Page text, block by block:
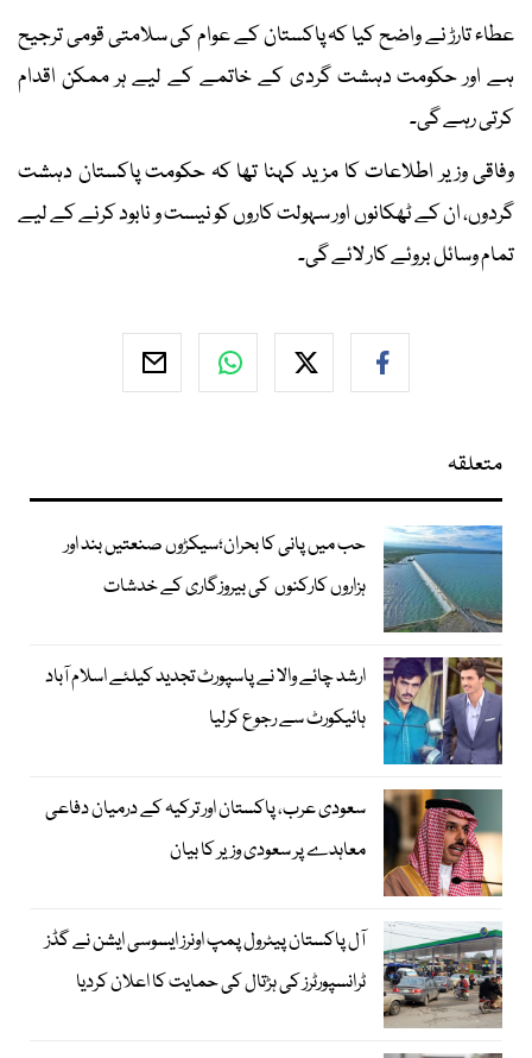
عطاء تارڑ نے واضح کیا کہ پاکستان کے عوام کی سلامتی قومی ترجیح
ہے اور حکومت دہشت گردی کے خاتمے کے لیے ہر ممکن اقدام
کرتی رہے گی۔
وفاقی وزیر اطلاعات کا مزید کہنا تھا کہ حکومت پاکستان دہشت
گردوں، ان کے ٹھکانوں اور سہولت کاروں کو نیست و نابود کرنے کے لیے
تمام وسائل بروئے کار لائے گی۔
متعلقہ
حب میں پانی کا بحران؛سیکڑوں صنعتیں بند اور
ہزاروں کارکنوں کی بیروزگاری کے خدشات
ارشد چائے والا نے پاسپورٹ تجدید کیلئے اسلام آباد
ہائیکورٹ سے رجوع کرلیا
سعودی عرب، پاکستان اور ترکیہ کے درمیان دفاعی
معاہدے پر سعودی وزیر کا بیان
آل پاکستان پیٹرول پمپ اونرز ایسوسی ایشن نے گڈز
ٹرانسپورٹرز کی ہڑتال کی حمایت کا اعلان کردیا